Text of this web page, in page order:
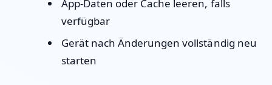
App-Daten oder Cache leeren, falls
verfügbar
Gerät nach Änderungen vollständig neu
starten